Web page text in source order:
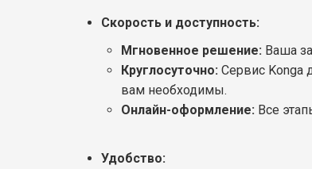
Скорость и доступность:
Мгновенное решение: Ваша
Круглосуточно: Сервис Konga
вам необходимы.
Онлайн-оформление: Все
Удобство: